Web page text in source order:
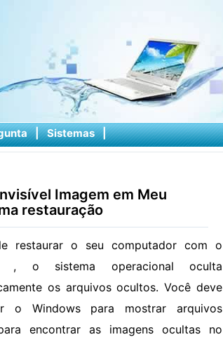
| Sistemas |
Imagem em Meu
restauração
restaurar o seu computador com o
, o sistema operacional oculta
os arquivos ocultos. Você deve
o Windows para mostrar arquivos
encontrar as imagens ocultas no